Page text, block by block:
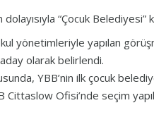
“Çocuk Belediyesi”
yönetimleriyle yapılan
olarak belirlendi.
YBB’nin ilk çocuk
Ofisi’nde seçim